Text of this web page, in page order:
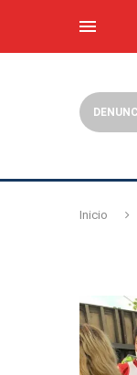
Inicio